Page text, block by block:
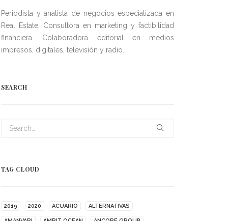
Periodista y analista de negocios especializada en
Real Estate. Consultora en marketing y factibilidad
financiera. Colaboradora editorial en medios
impresos, digitales, televisión y radio.
SEARCH
TAG CLOUD
2019 2020 ACUARIO ALTERNATIVAS